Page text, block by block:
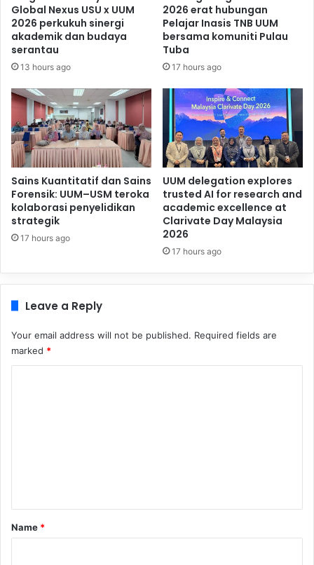
Global Nexus USU x UUM
2026 perkukuh sinergi
akademik dan budaya
serantau
13 hours ago
2026 erat hubungan
Pelajar Inasis TNB UUM
bersama komuniti Pulau
Tuba
17 hours ago
Sains Kuantitatif dan Sains
Forensik: UUM–USM teroka
kolaborasi penyelidikan
strategik
17 hours ago
UUM delegation explores
trusted AI for research and
academic excellence at
Clarivate Day Malaysia
2026
17 hours ago
Leave a Reply
Your email address will not be published. Required fields are
marked *
*
Name *